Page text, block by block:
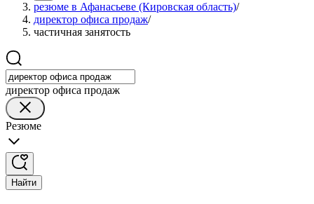
резюме в Афанасьеве (Кировская область)/
директор офиса продаж/
частичная занятость
директор офиса продаж
Резюме
Найти